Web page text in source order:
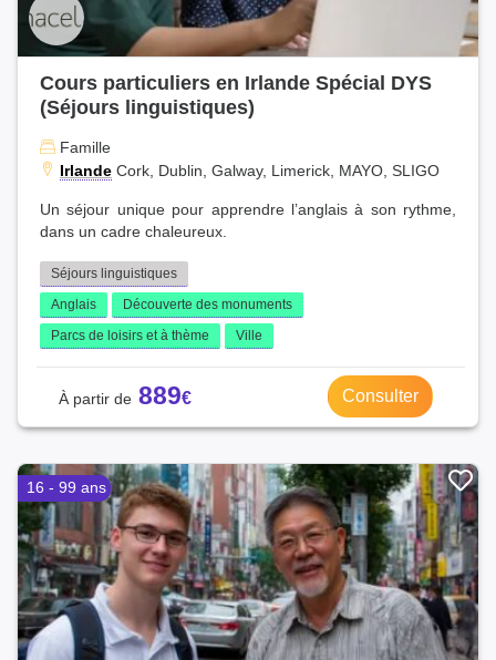
Cours particuliers en Irlande Spécial DYS
(Séjours linguistiques)
Famille
Irlande Cork, Dublin, Galway, Limerick, MAYO, SLIGO
Un séjour unique pour apprendre l’anglais à son rythme,
dans un cadre chaleureux.
Séjours linguistiques
Anglais
Découverte des monuments
Parcs de loisirs et à thème
Ville
889 Consulter
16 - 99 ans